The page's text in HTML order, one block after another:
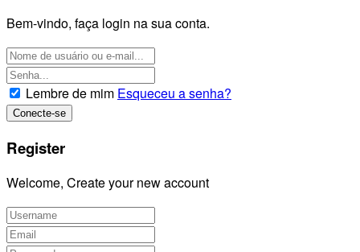
Bem-vindo, faça login na sua conta.
Lembre de mim Esqueceu a senha?
Register
Welcome, Create your new account